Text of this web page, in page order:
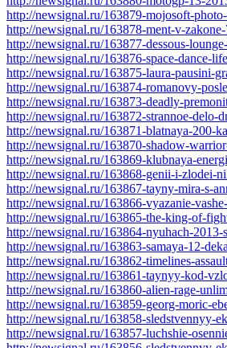
http://newsignal.ru/163879-mojosoft-
http://newsignal.ru/163878-ment-v-
http://newsignal.ru/163877-dessous-
http://newsignal.ru/163876-space-dance-
http://newsignal.ru/163875-laura-pausini-
http://newsignal.ru/163874-romanovy-
http://newsignal.ru/163873-deadly-
http://newsignal.ru/163872-strannoe-
http://newsignal.ru/163871-blatnaya-200-
http://newsignal.ru/163870-shadow-
http://newsignal.ru/163869-klubnaya-
http://newsignal.ru/163868-genii-i-zlodei-
http://newsignal.ru/163867-tayny-mira-s-
http://newsignal.ru/163866-vyazanie-
http://newsignal.ru/163865-the-king-of-
http://newsignal.ru/163864-nyuhach-2013-
http://newsignal.ru/163863-samaya-12-
http://newsignal.ru/163862-timelines-
http://newsignal.ru/163861-taynyy-kod-
http://newsignal.ru/163860-alien-rage-
http://newsignal.ru/163859-georg-moric-
http://newsignal.ru/163858-sledstvennyy-
http://newsignal.ru/163857-luchshie-